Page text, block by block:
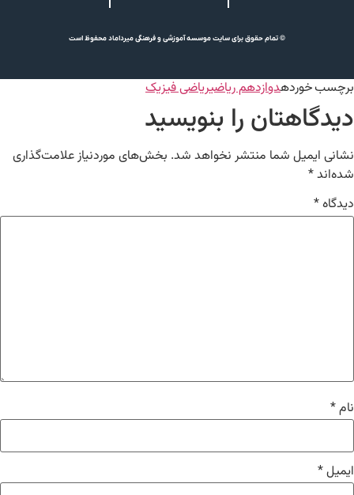
© تمام حقوق برای سایت موسسه آموزشی و فرهنگی میرداماد محفوظ است
برچسب خوردهدوازدهم ریاضیریاضی فیزیک
دیدگاهتان را بنویسید
نشانی ایمیل شما منتشر نخواهد شد. بخش‌های موردنیاز علامت‌گذاری
شده‌اند*
دیدگاه*
نام*
ایمیل*